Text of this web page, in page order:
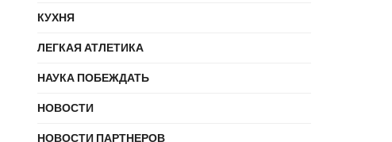
КУХНЯ
ЛЕГКАЯ АТЛЕТИКА
НАУКА ПОБЕЖДАТЬ
НОВОСТИ
НОВОСТИ ПАРТНЕРОВ